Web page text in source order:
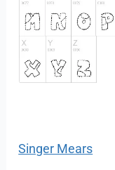
Singer Mears